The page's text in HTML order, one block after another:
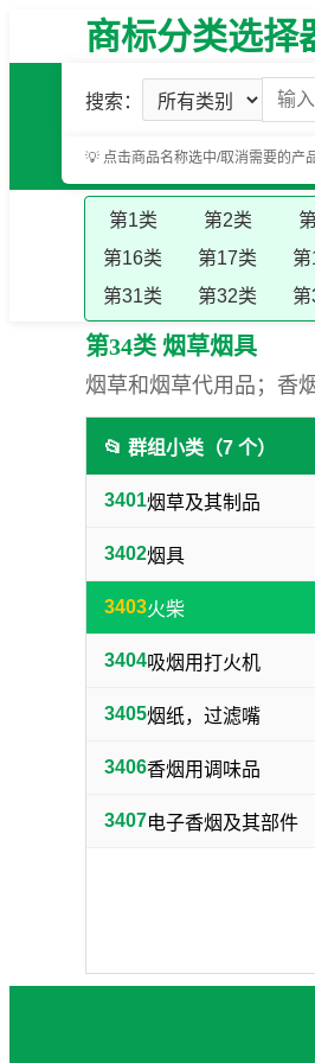
商标分类选择
搜索：
💡 点击商品名称选中/取消需要的产
第1类 第2类
第16类
第17类
第31类
第32类
第34类 烟草烟具
烟草和烟草代用品；香
📂 群组小类（7 个）
3401烟草及其制品
3402烟具
3403火柴
3404吸烟用打火机
3405烟纸，过滤嘴
3406香烟用调味品
3407电子香烟及其部件